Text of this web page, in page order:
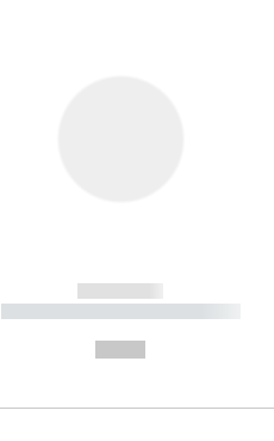
------------
----------- ----------- ----------